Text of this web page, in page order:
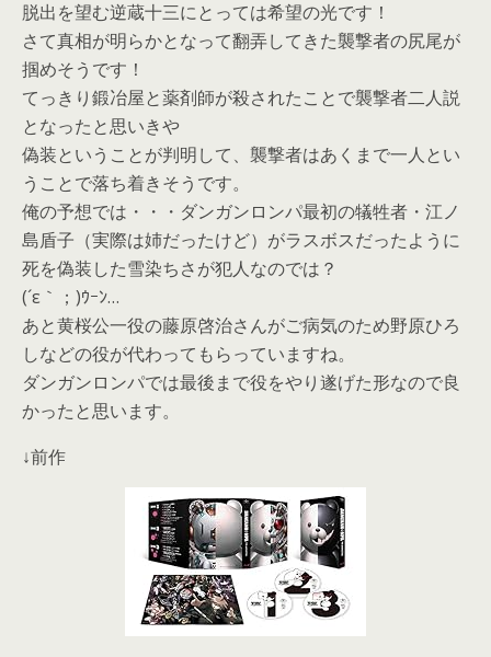
脱出を望む逆蔵十三にとっては希望の光です！
さて真相が明らかとなって翻弄してきた襲撃者の尻尾が
掴めそうです！
てっきり鍛冶屋と薬剤師が殺されたことで襲撃者二人説
となったと思いきや
偽装ということが判明して、襲撃者はあくまで一人とい
うことで落ち着きそうです。
俺の予想では・・・ダンガンロンパ最初の犠牲者・江ノ
島盾子（実際は姉だったけど）がラスボスだったように
死を偽装した雪染ちさが犯人なのでは？
(´ε｀；)ｳｰﾝ…
あと黄桜公一役の藤原啓治さんがご病気のため野原ひろ
しなどの役が代わってもらっていますね。
ダンガンロンパでは最後まで役をやり遂げた形なので良
かったと思います。
↓前作